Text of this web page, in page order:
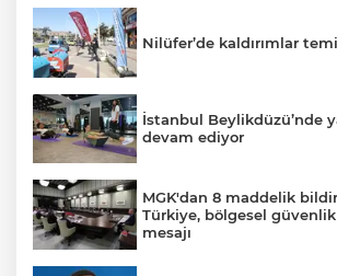
Nilüfer’de kaldırımlar
İstanbul Beylikdüzü’nde
devam ediyor
MGK'dan 8 maddelik
Türkiye, bölgesel güvenlik
mesajı